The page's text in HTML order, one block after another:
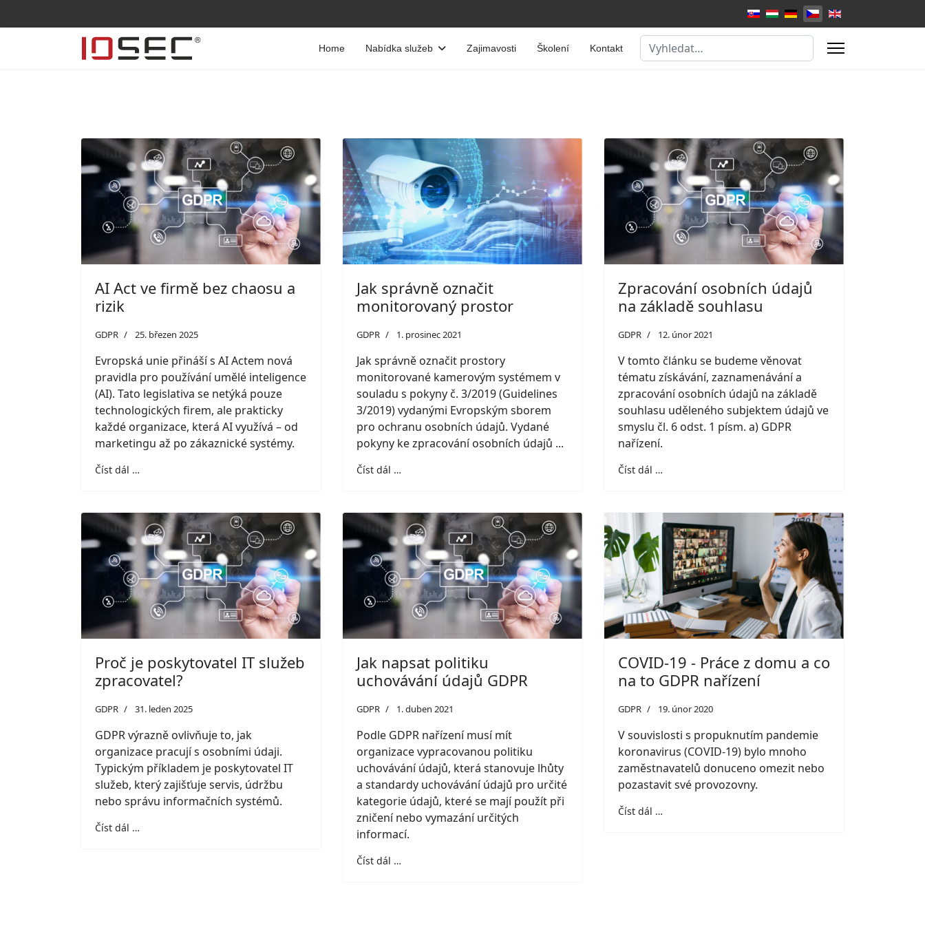
Zvolte jazyk
Home Nabídka služeb Zajimavosti Školení Kontakt Hledat
AI Act ve firmě bez chaosu a
rizik
GDPR 25. březen 2025
Evropská unie přináší s AI Actem nová
pravidla pro používání umělé inteligence
(AI). Tato legislativa se netýká pouze
technologických firem, ale prakticky
každé organizace, která AI využívá – od
marketingu až po zákaznické systémy.
Číst dál …
Jak správně označit
monitorovaný prostor
GDPR 1. prosinec 2021
Jak správně označit prostory
monitorované kamerovým systémem v
souladu s pokyny č. 3/2019 (Guidelines
3/2019) vydanými Evropským sborem
pro ochranu osobních údajů. Vydané
pokyny ke zpracování osobních údajů ...
Číst dál …
Zpracování osobních údajů
na základě souhlasu
GDPR 12. únor 2021
V tomto článku se budeme věnovat
tématu získávání, zaznamenávání a
zpracování osobních údajů na základě
souhlasu uděleného subjektem údajů ve
smyslu čl. 6 odst. 1 písm. a) GDPR
nařízení.
Číst dál …
Proč je poskytovatel IT služeb
zpracovatel?
GDPR 31. leden 2025
GDPR výrazně ovlivňuje to, jak
organizace pracují s osobními údaji.
Typickým příkladem je poskytovatel IT
služeb, který zajišťuje servis, údržbu
nebo správu informačních systémů.
Číst dál …
Jak napsat politiku
uchovávání údajů GDPR
GDPR 1. duben 2021
Podle GDPR nařízení musí mít
organizace vypracovanou politiku
uchovávání údajů, která stanovuje lhůty
a standardy uchovávání údajů pro určité
kategorie údajů, které se mají použít při
zničení nebo vymazání určitých
informací.
Číst dál …
COVID-19 - Práce z domu a co
na to GDPR nařízení
GDPR 19. únor 2020
V souvislosti s propuknutím pandemie
koronavirus (COVID-19) bylo mnoho
zaměstnavatelů donuceno omezit nebo
pozastavit své provozovny.
Číst dál …